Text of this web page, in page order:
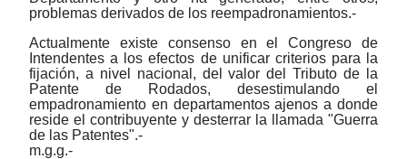
problemas derivados de los reempadronamientos.-
Actualmente existe consenso en el Congreso de
Intendentes a los efectos de unificar criterios para la
fijación, a nivel nacional, del valor del Tributo de la
Patente de Rodados, desestimulando el
empadronamiento en departamentos ajenos a donde
reside el contribuyente y desterrar la llamada "Guerra
de las Patentes".-
m.g.g.-